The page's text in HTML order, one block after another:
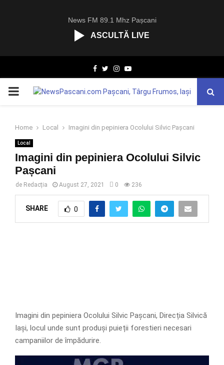
News FM 89.1 Mhz Pașcani
ASCULTĂ LIVE
Facebook
TwitterInstagram
Youtube
PRIMARY
Home Local Imagini din pepiniera Ocolului Silvic Pașcani
Local
Imagini din pepiniera Ocolului Silvic
Pașcani
de Redacția August 27, 2021 0 236
SHARE 0
Imagini din pepiniera Ocolului Silvic Pașcani, Direcția Silvică
Iași, locul unde sunt produși puieții forestieri necesari
campaniilor de împădurire.